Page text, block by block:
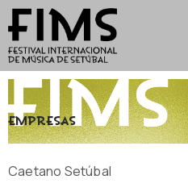
Empresas
Caetano Setúbal